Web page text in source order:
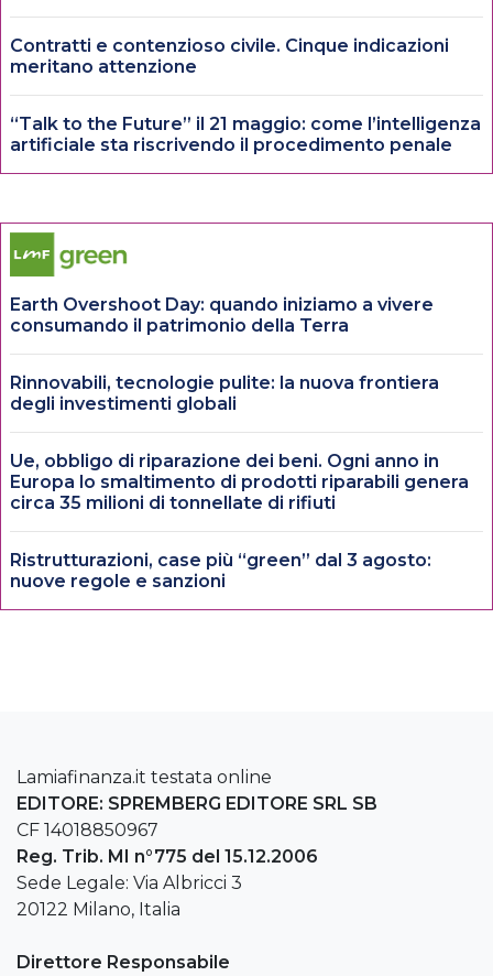
Contratti e contenzioso civile. Cinque indicazioni
meritano attenzione
“Talk to the Future” il 21 maggio: come l’intelligenza
artificiale sta riscrivendo il procedimento penale
Earth Overshoot Day: quando iniziamo a vivere
consumando il patrimonio della Terra
Rinnovabili, tecnologie pulite: la nuova frontiera
degli investimenti globali
Ue, obbligo di riparazione dei beni. Ogni anno in
Europa lo smaltimento di prodotti riparabili genera
circa 35 milioni di tonnellate di rifiuti
Ristrutturazioni, case più “green” dal 3 agosto:
nuove regole e sanzioni
Lamiafinanza.it testata online
EDITORE: SPREMBERG EDITORE SRL SB
CF 14018850967
Reg. Trib. MI n°775 del 15.12.2006
Sede Legale: Via Albricci 3
20122 Milano, Italia
Direttore Responsabile